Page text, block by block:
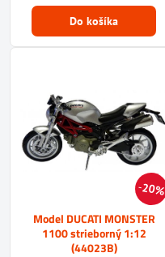
Do košíka
20%
Model DUCATI MONSTER
1100 strieborný 1:12
(44023B)